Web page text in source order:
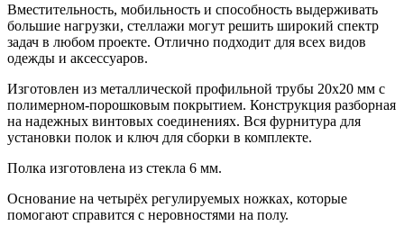
Вместительность, мобильность и способность выдерживать
большие нагрузки, стеллажи могут решить широкий спектр
задач в любом проекте. Отлично подходит для всех видов
одежды и аксессуаров.
Изготовлен из металлической профильной трубы 20х20 мм с
полимерном-порошковым покрытием. Конструкция разборная
на надежных винтовых соединениях. Вся фурнитура для
установки полок и ключ для сборки в комплекте.
Полка изготовлена из стекла 6 мм.
Основание на четырёх регулируемых ножках, которые
помогают справится с неровностями на полу.